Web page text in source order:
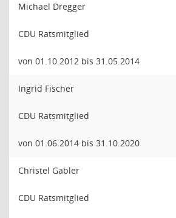
Michael Dregger
CDU Ratsmitglied
von 01.10.2012 bis 31.05.2014
Ingrid Fischer
CDU Ratsmitglied
von 01.06.2014 bis 31.10.2020
Christel Gabler
CDU Ratsmitglied